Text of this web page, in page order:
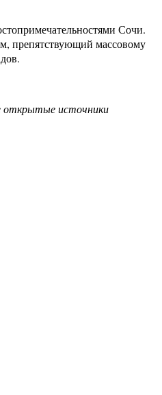
Сочи.
препятствующий массовому
открытые источники